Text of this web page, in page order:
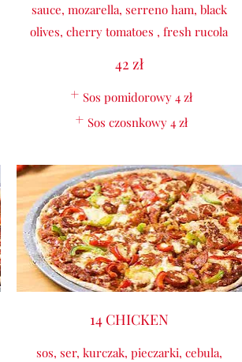
sauce, mozarella, serreno ham, black
olives, cherry tomatoes , fresh rucola
42 zł
Sos pomidorowy 4 zł
Sos czosnkowy 4 zł
14 CHICKEN
sos, ser, kurczak, pieczarki, cebula,